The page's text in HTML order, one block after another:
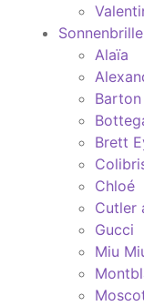
Alaïa
Brett
Chloé
Cutler
Gucci
Miu